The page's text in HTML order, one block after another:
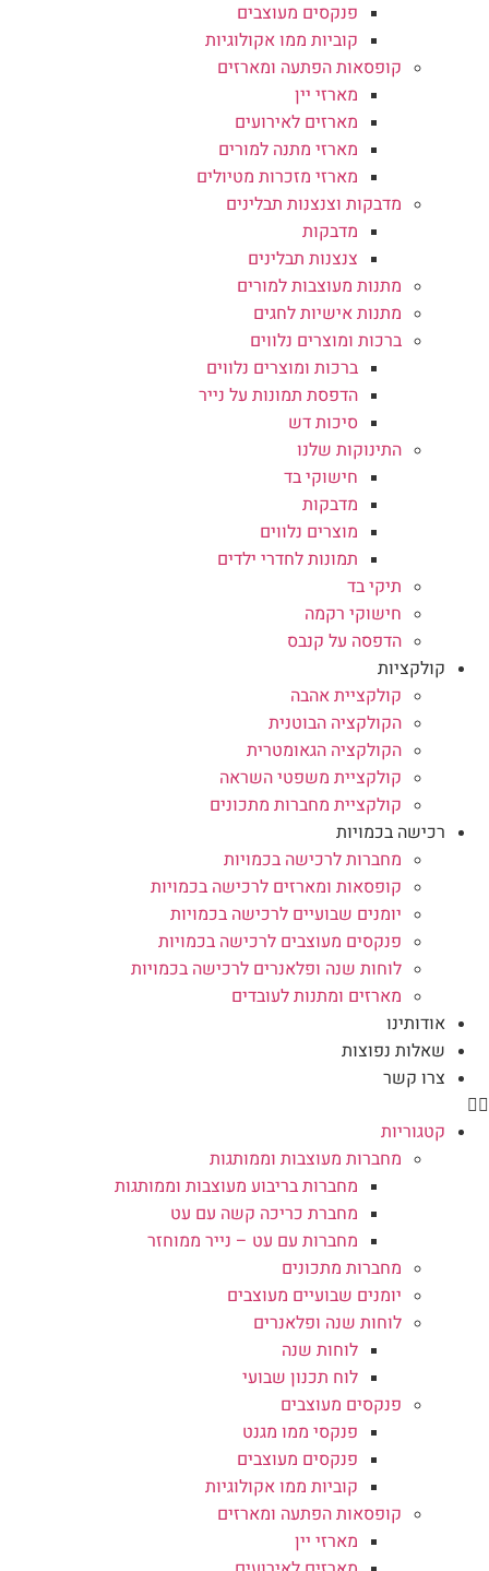
פנקסים מעוצבים
קוביות ממו אקולוגיות
קופסאות הפתעה ומארזים
מארזי יין
מארזים לאירועים
מארזי מתנה למורים
מארזי מזכרות מטיולים
מדבקות וצנצנות תבלינים
מדבקות
צנצנות תבלינים
מתנות מעוצבות למורים
מתנות אישיות לחגים
ברכות ומוצרים נלווים
ברכות ומוצרים נלווים
הדפסת תמונות על נייר
סיכות דש
התינוקות שלנו
חישוקי בד
מדבקות
מוצרים נלווים
תמונות לחדרי ילדים
תיקי בד
חישוקי רקמה
הדפסה על קנבס
קולקציות
קולקציית אהבה
הקולקציה הבוטנית
הקולקציה הגאומטרית
קולקציית משפטי השראה
קולקציית מחברות מתכונים
רכישה בכמויות
מחברות לרכישה בכמויות
קופסאות ומארזים לרכישה בכמויות
יומנים שבועיים לרכישה בכמויות
פנקסים מעוצבים לרכישה בכמויות
לוחות שנה ופלאנרים לרכישה בכמויות
מארזים ומתנות לעובדים
אודותינו
שאלות נפוצות
צרו קשר
קטגוריות
מחברות מעוצבות וממותגות
מחברות בריבוע מעוצבות וממותגות
מחברת כריכה קשה עם עט
מחברות עם עט – נייר ממוחזר
מחברות מתכונים
יומנים שבועיים מעוצבים
לוחות שנה ופלאנרים
לוחות שנה
לוח תכנון שבועי
פנקסים מעוצבים
פנקסי ממו מגנט
פנקסים מעוצבים
קוביות ממו אקולוגיות
קופסאות הפתעה ומארזים
מארזי יין